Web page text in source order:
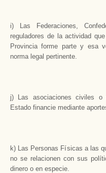
i) Las Federaciones,
reguladores de la actividad
Provincia forme parte y esa
norma legal pertinente.
j) Las asociaciones civiles
Estado financie mediante
k) Las Personas Físicas a las
no se relacionen con sus
dinero o en especie.